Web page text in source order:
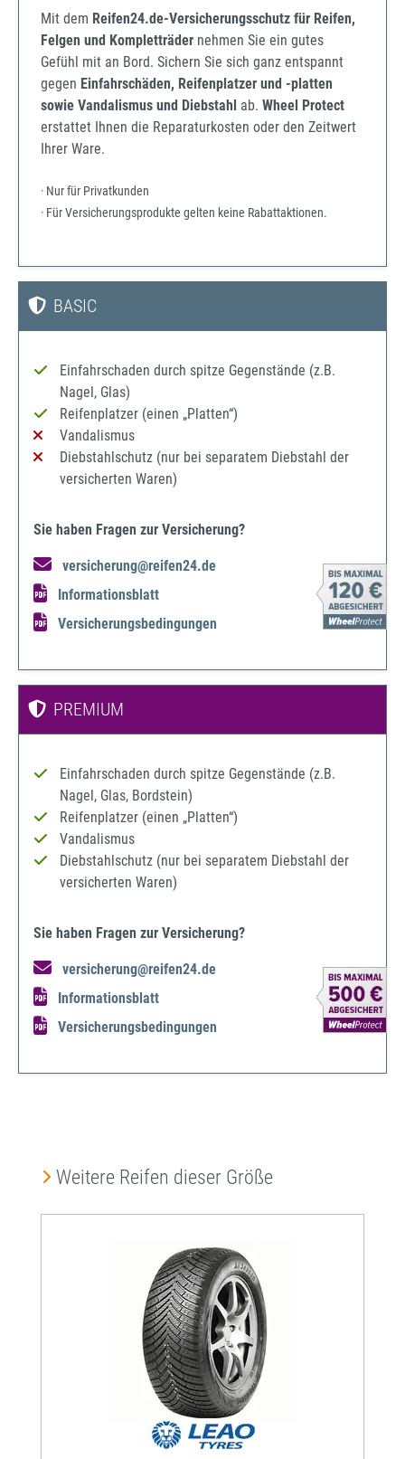
Mit dem Reifen24.de-Versicherungsschutz für Reifen,
Felgen und Kompletträder nehmen Sie ein gutes
Gefühl mit an Bord. Sichern Sie sich ganz entspannt
gegen Einfahrschäden, Reifenplatzer und -platten
sowie Vandalismus und Diebstahl ab. Wheel Protect
erstattet Ihnen die Reparaturkosten oder den Zeitwert
Ihrer Ware.
· Nur für Privatkunden
· Für Versicherungsprodukte gelten keine Rabattaktionen.
BASIC
Einfahrschaden durch spitze Gegenstände (z.B.
Nagel, Glas)
Reifenplatzer (einen „Platten“)
Vandalismus
Diebstahlschutz (nur bei separatem Diebstahl der
versicherten Waren)
Sie haben Fragen zur Versicherung?
versicherung@reifen24.de
Informationsblatt
Versicherungsbedingungen
PREMIUM
Einfahrschaden durch spitze Gegenstände (z.B.
Nagel, Glas, Bordstein)
Reifenplatzer (einen „Platten“)
Vandalismus
Diebstahlschutz (nur bei separatem Diebstahl der
versicherten Waren)
Sie haben Fragen zur Versicherung?
versicherung@reifen24.de
Informationsblatt
Versicherungsbedingungen
Produktgalerie überspringen
Weitere Reifen dieser Größe